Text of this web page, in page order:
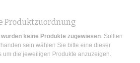
Produktzuordnung
keine Produkte zugewiesen . Sollten
sein wählen Sie bitte eine dieser
um die jeweiligen Produkte anzuzeigen.